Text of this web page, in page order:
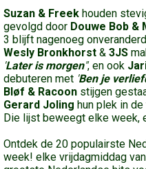
Suzan & Freek houden
gevolgd door Douwe Bob &
3 blijft nagenoeg
Wesly Bronkhorst & 3JS
Later is morgen", en ook
debuteren met Ben je
Bløf & Racoon stijgen
Gerard Joling hun plek in
Die lijst beweegt elke week,
Ontdek de 20 populairste
week! elke vrijdagmiddag